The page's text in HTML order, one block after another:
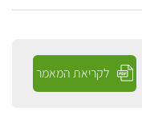
לקריאת המאמר